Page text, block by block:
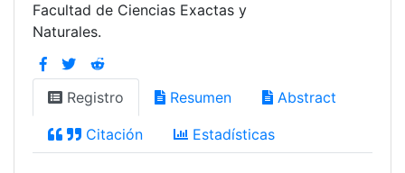
Facultad de Ciencias Exactas y
Naturales.
Registro Resumen Abstract
Citación Estadísticas